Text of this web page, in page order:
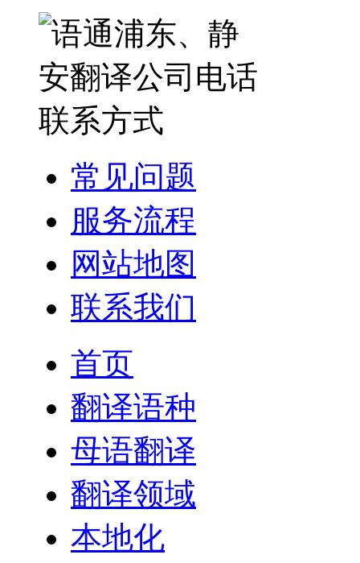
常见问题
服务流程
网站地图
联系我们
首页
翻译语种
母语翻译
翻译领域
本地化